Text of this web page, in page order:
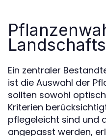
Ein zentraler
ist die Auswahl der
sollten sowohl
Kriterien
pflegeleicht sind und
angepasst werden,